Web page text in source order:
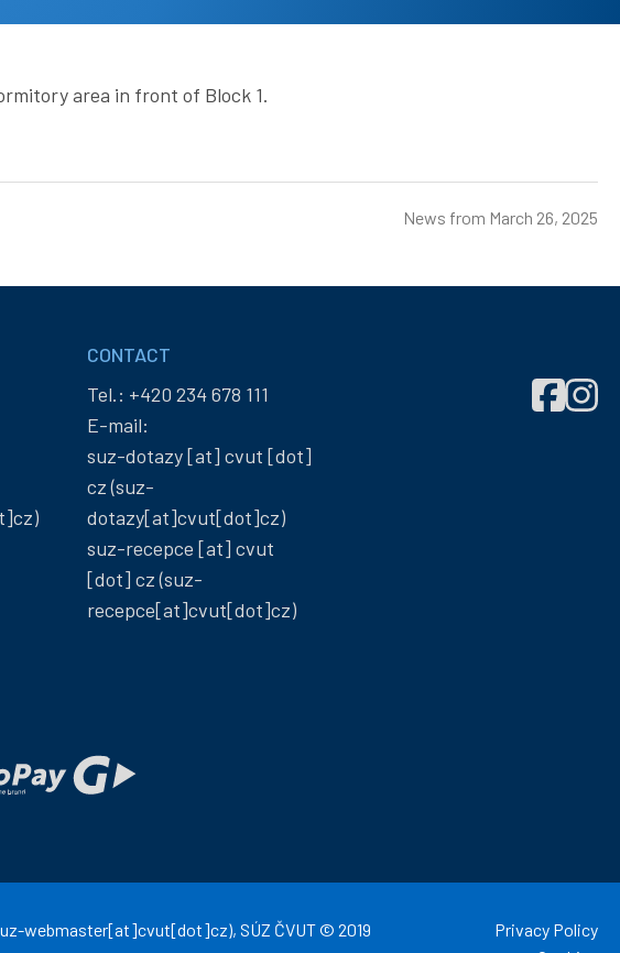
area in front of Block 1.
News from March 26, 2025
CONTACT
Tel.: +420 234 678 111
E-mail:
suz-dotazy[at] cvut [dot]
cz(suz-
dotazy[at]cvut[dot]cz)
suz-recepce [at] cvut
[dot] cz(suz-
recepce[at]cvut[dot]cz)
Správa
webmaster[at]cvut[dot]cz), SÚZ ČVUT © 2019
Privacy Policy